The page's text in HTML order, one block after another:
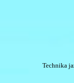
Technika